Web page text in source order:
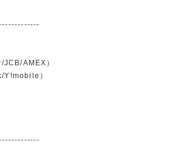
JCB/AMEX）
Y!mobile）